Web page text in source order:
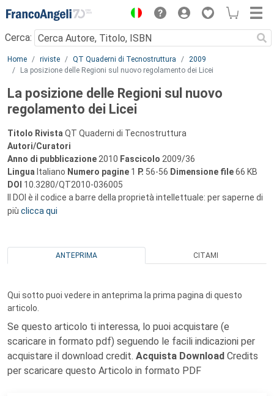
Menu
Cerca:
Main content
Home riviste QT Quaderni di Tecnostruttura
2009
La posizione delle Regioni sul nuovo regolamento dei Licei
La posizione delle Regioni sul nuovo
regolamento dei Licei
Titolo Rivista QT Quaderni di Tecnostruttura
Autori/Curatori
Anno di pubblicazione 2010 Fascicolo 2009/36
Lingua Italiano Numero pagine 1 P. 56-56 Dimensione file66 KB
DOI 10.3280/QT2010-036005
Il DOI è il codice a barre della proprietà intellettuale: per saperne di
più clicca qui
ANTEPRIMA CITAMI
Qui sotto puoi vedere in anteprima la prima pagina di questo
articolo.
Se questo articolo ti interessa, lo puoi acquistare (e
scaricare in formato pdf) seguendo le facili indicazioni per
acquistare il download credit. Acquista Download Credits
per scaricare questo Articolo in formato PDF